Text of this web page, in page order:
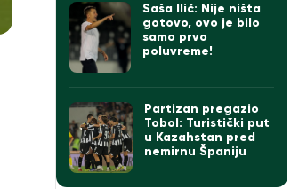
Saša Ilić: Nije ništa
gotovo, ovo je bilo
samo prvo
poluvreme!
Partizan pregazio
Tobol: Turistički put
u Kazahstan pred
nemirnu Španiju